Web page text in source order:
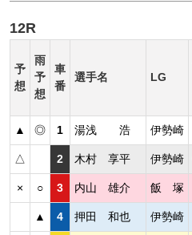
12R
予
想
雨
予
想
車
番
選手名 LG
▲ ◎ 1 湯浅 浩 伊勢崎
△ 2 木村 享平 伊勢崎
× ○ 3 内山 雄介 飯 塚
▲ 4 押田 和也 伊勢崎